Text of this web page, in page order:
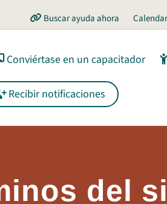
Buscar ayuda ahora
Conviértase en un capacitador
Recibir notificaciones
del